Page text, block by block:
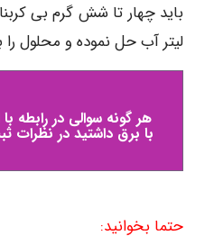
لیتر آب حل نموده و محلول را
هر گونه سوالی در رابطه
با برق داشتید در نظرات
حتما بخوانید: